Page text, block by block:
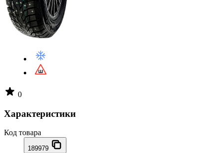
0
Характеристики
Код товара
189979